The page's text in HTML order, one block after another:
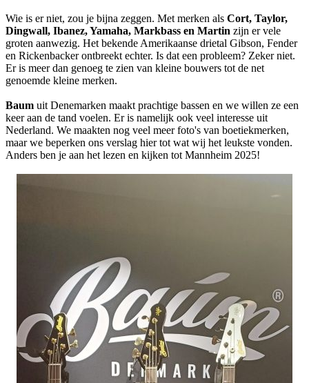
Wie is er niet, zou je bijna zeggen. Met merken als Cort, Taylor,
Dingwall, Ibanez, Yamaha, Markbass en Martin zijn er vele
groten aanwezig. Het bekende Amerikaanse drietal Gibson, Fender
en Rickenbacker ontbreekt echter. Is dat een probleem? Zeker niet.
Er is meer dan genoeg te zien van kleine bouwers tot de net
genoemde kleine merken.
Baum uit Denemarken maakt prachtige bassen en we willen ze een
keer aan de tand voelen. Er is namelijk ook veel interesse uit
Nederland. We maakten nog veel meer foto's van boetiekmerken,
maar we beperken ons verslag hier tot wat wij het leukste vonden.
Anders ben je aan het lezen en kijken tot Mannheim 2025!